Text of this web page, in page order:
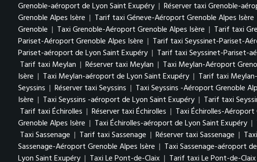
Grenoble-aéroport de Lyon Saint Exupéry | Réserver taxi Grenoble-
Grenoble Alpes Isère | Tarif taxi Géneve-Aéroport Grenoble Alpes Isère
Grenoble | Taxi Grenoble-Aéroport Grenoble Alpes Isère | Tarif taxi
Pariset-Aéroport Grenoble Alpes Isère | Tarif taxi Seyssinet-Pariset-
Pariset-aéroport de Lyon Saint Exupéry | Tarif taxi Seyssinet-Pariset-
Tarif taxi Meylan | Réserver taxi Meylan | Taxi Meylan-Aéroport
Isère | Taxi Meylan-aéroport de Lyon Saint Exupéry | Tarif taxi
Seyssins | Réserver taxi Seyssins | Taxi Seyssins -Aéroport Grenoble
Isère | Taxi Seyssins -aéroport de Lyon Saint Exupéry | Tarif taxi
Tarif taxi Échirolles | Réserver taxi Échirolles | Taxi Échirolles-
Grenoble Alpes Isère | Taxi Échirolles-aéroport de Lyon Saint Exupéry |
Taxi Sassenage | Tarif taxi Sassenage | Réserver taxi Sassenage |
Sassenage-Aéroport Grenoble Alpes Isère | Taxi Sassenage-aéroport
Lyon Saint Exupéry | Taxi Le Pont-de-Claix | Tarif taxi Le Pont-de-Claix